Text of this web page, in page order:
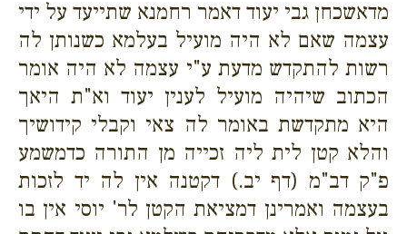
מדאשכחן גבי יעוד דאמר רחמנא שתייעד על ידי
עצמה שאם לא היה מועיל בעלמא כשנותן לה
רשות להתקדש מדעת ע"י עצמה לא היה אומר
הכתוב שיהיה מועיל לענין יעוד וא"ת היאך
היא מתקדשת באומר לה צאי וקבלי קידושיך
והלא קטן לית ליה זכייה מן התורה כדמשמע
פ"ק דב"מ (דף יב.) דקטנה אין לה יד לזכות
בעצמה ואמרינן דמציאת הקטן לר' יוסי אין בו